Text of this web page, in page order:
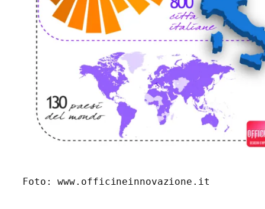
Foto: www.officineinnovazione.it